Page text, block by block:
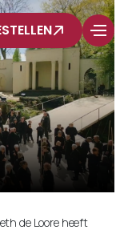
de Loore heeft